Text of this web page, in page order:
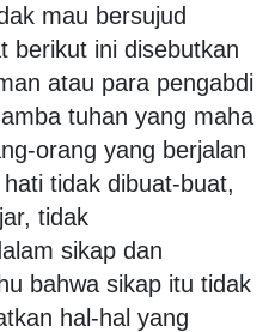
mau bersujud
berikut ini disebutkan
atau para pengabdi
tuhan yang maha
orang yang berjalan
tidak dibuat-buat,
tidak
sikap dan
bahwa sikap itu tidak
hal-hal yang